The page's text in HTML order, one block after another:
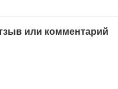
или комментарий